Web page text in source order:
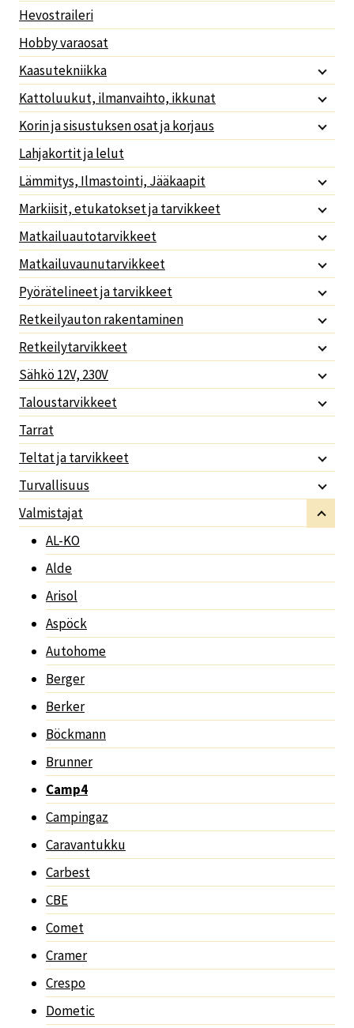
Hevostraileri
Hobby varaosat
Kaasutekniikka
Kattoluukut, ilmanvaihto, ikkunat
Korin ja sisustuksen osat ja korjaus
Lahjakortit ja lelut
Lämmitys, Ilmastointi, Jääkaapit
Markiisit, etukatokset ja tarvikkeet
Matkailuautotarvikkeet
Matkailuvaunutarvikkeet
Pyörätelineet ja tarvikkeet
Retkeilyauton rakentaminen
Retkeilytarvikkeet
Sähkö 12V, 230V
Taloustarvikkeet
Tarrat
Teltat ja tarvikkeet
Turvallisuus
Valmistajat
AL-KO
Alde
Arisol
Aspöck
Autohome
Berger
Berker
Böckmann
Brunner
Camp4
Campingaz
Caravantukku
Carbest
CBE
Comet
Cramer
Crespo
Dometic